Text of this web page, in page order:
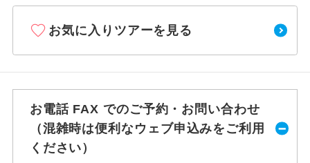
お気に入りツアーを見る
お電話 FAX でのご予約・お問い合わせ
（混雑時は便利なウェブ申込みをご利用
ください）